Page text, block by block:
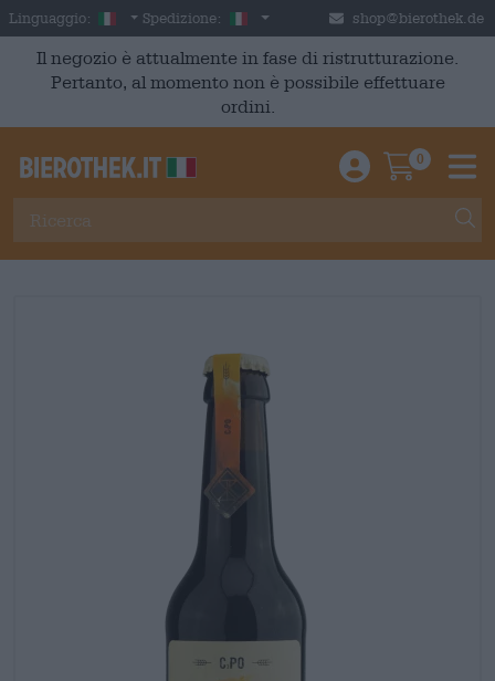
Skip to main content
Linguaggio: Italian
Spedizione: Italia shop@bierothek.de
Il negozio è attualmente in fase di ristrutturazione.
Pertanto, al momento non è possibile effettuare
ordini.
Einloggen /
0